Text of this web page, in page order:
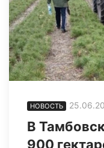
НОВОСТЬ
В
900